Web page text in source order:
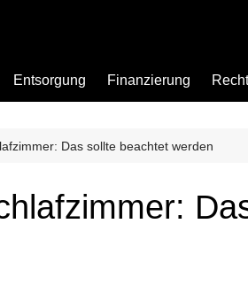
Büro
Entsorgung Finanzierung Recht
Das sollte beachtet werden